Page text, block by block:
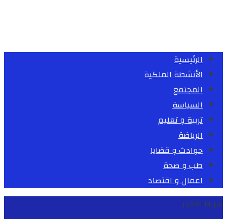
الرئيسية
الأنشطة الملكية
المجتمع
السياسة
تربية و تعليم
الرياضة
حوادث و قضايا
طب و صحة
اعمال و اقتصاد
شريط الأخبار